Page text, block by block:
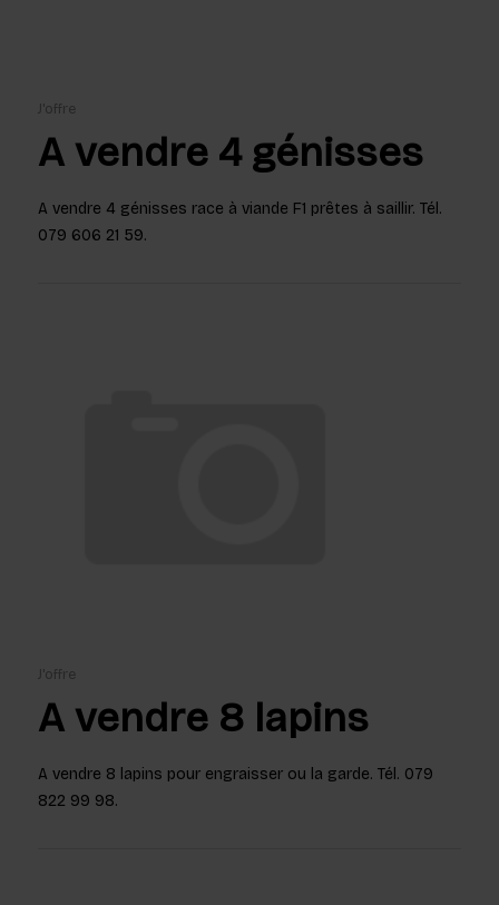
J'offre
A vendre 4 génisses
A vendre 4 génisses race à viande F1 prêtes à saillir. Tél.
079 606 21 59.
J'offre
A vendre 8 lapins
A vendre 8 lapins pour engraisser ou la garde. Tél. 079
822 99 98.